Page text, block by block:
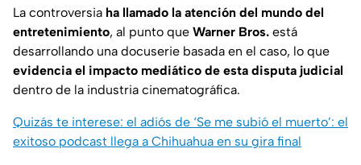
La controversia ha llamado la atención del mundo del
entretenimiento, al punto que Warner Bros. está
desarrollando una docuserie basada en el caso, lo que
evidencia el impacto mediático de esta disputa judicial
dentro de la industria cinematográfica.
Quizás te interese: el adiós de ‘Se me subió el muerto’: el
exitoso podcast llega a Chihuahua en su gira final